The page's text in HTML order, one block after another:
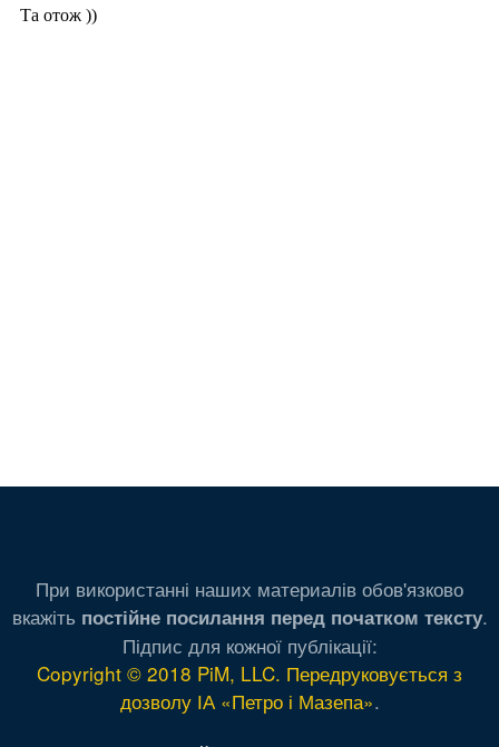
При використанні наших материалів обов'язково
вкажіть постійне посилання перед початком тексту.
Підпис для кожної публікації:
Copyright © 2018 PiM, LLC. Передруковується з
дозволу ІА «Петро і Мазепа».